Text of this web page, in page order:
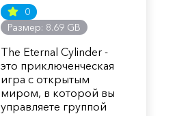
0
Размер: 8.69 GB
The Eternal Cylinder -
это приключенческая
игра с открытым
миром, в которой вы
управляете группой